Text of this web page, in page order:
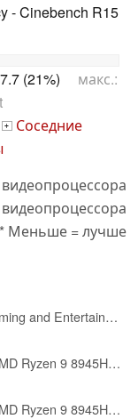
- Cinebench R15
(21%) макс.:
+ Соседние
* Меньше = лучше
ASUS ROG Zephyrus G15 Gaming and Entertainment Laptop (AMD Ryzen 9 5900HS 8-Core, 16GB RAM, 1TB SSD, RTX 3070, 15.6" QHD (2560x1440), WiFi, Bluetooth, 1xHDMI, Win 10 Home) (Renewed)
NIMO 17.3" Gaming Laptop, AMD Ryzen 9 8945HS (8C/16T, Up to 5.2GHz), 16GB DDR5 RAM 1TB SSD, Radeon 780M Graphics, 100W PD Fast Charge, Fingerprint, AI-Powered Business & Gaming PC, Win 11
NIMO 17.3" Gaming Laptop, AMD Ryzen 9 8945HS (8C/16T, Up to 5.2GHz), 64GB DDR5 RAM 2TB SSD, Radeon 780M Graphics, 100W PD Fast Charge, Fingerprint, AI-Powered Business & Gaming PC, Win 11